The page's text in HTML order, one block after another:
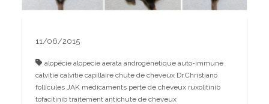
11/06/2015
alopécie alopecie aerata androgénétique auto-immune
calvitie calvitie capillaire chute de cheveux Dr.Christiano
follicules JAK médicaments perte de cheveux ruxolitinib
tofacitinib traitement antichute de cheveux